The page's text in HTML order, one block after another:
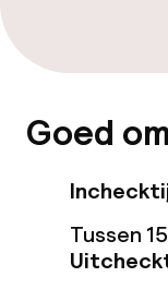
TV lounge
Goed
Tussen